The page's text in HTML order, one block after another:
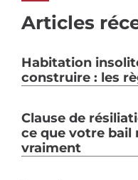
Articles
Habitation
construire : les
Clause de
ce que votre bail
vraiment